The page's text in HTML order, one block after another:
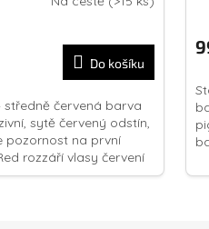
Do košíku
středně červená barva
sytě červený odstín,
pozornost na první
rozzáří vlasy červení